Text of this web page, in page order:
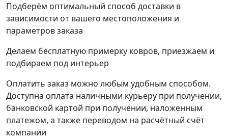
Подберём оптимальный способ доставки в
зависимости от вашего местоположения и
параметров заказа
Делаем бесплатную примерку ковров, приезжаем и
подбираем под интерьер
Оплатить заказ можно любым удобным способом.
Доступна оплата наличными курьеру при получении,
банковской картой при получении, наложенным
платежом, а также переводом на расчётный счёт
компании